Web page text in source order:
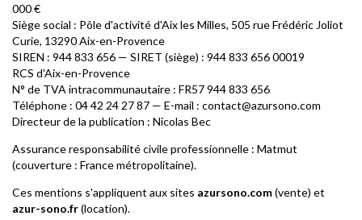
000 €
Siège social : Pôle d'activité d'Aix les Milles, 505 rue Frédéric Joliot
Curie, 13290 Aix-en-Provence
SIREN : 944 833 656 — SIRET (siège) : 944 833 656 00019
RCS d'Aix-en-Provence
N° de TVA intracommunautaire : FR57 944 833 656
Téléphone : 04 42 24 27 87 — E-mail : contact@azursono.com
Directeur de la publication : Nicolas Bec
Assurance responsabilité civile professionnelle : Matmut
(couverture : France métropolitaine).
Ces mentions s'appliquent aux sites azursono.com(vente) et
azur-sono.fr(location).